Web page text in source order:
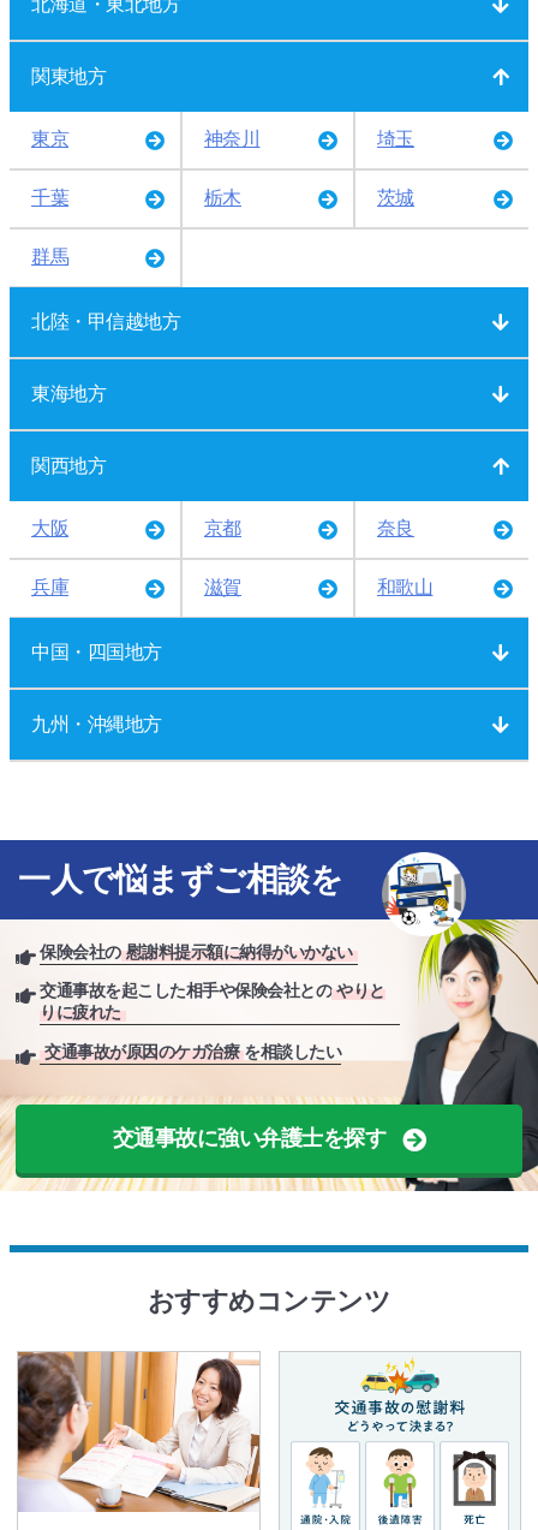
北海道・東北地方
関東地方
東京 神奈川 埼玉
千葉 栃木 茨城
群馬
北陸・甲信越地方
東海地方
関西地方
大阪 京都 奈良
兵庫 滋賀 和歌山
中国・四国地方
九州・沖縄地方
一人で悩まずご相談を
保険会社の 慰謝料提示額に納得がいかない
交通事故を起こした相手や保険会社との やりと
りに疲れた
交通事故が原因のケガ治療 を相談したい
交通事故に強い弁護士を探す
おすすめコンテンツ